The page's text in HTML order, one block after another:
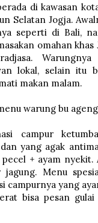
di kawasan
Selatan Jogja.
seperti di Bali,
omahan khas
lokal, selain itu
makan malam.
campur
yang agak
+ ayam nyekit.
jagung. Menu
campurnya yang
bisa pesan